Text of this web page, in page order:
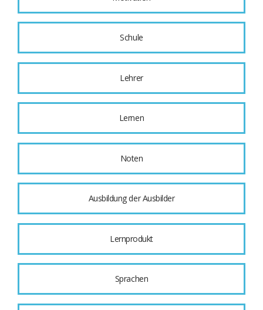
Schule
Lehrer
Lernen
Noten
Ausbildung der Ausbilder
Lernprodukt
Sprachen